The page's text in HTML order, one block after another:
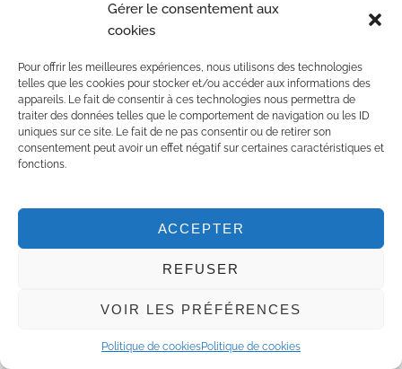
Gérer le consentement aux
cookies
Pour offrir les meilleures expériences, nous utilisons des technologies
telles que les cookies pour stocker et/ou accéder aux informations des
appareils. Le fait de consentir à ces technologies nous permettra de
traiter des données telles que le comportement de navigation ou les ID
uniques sur ce site. Le fait de ne pas consentir ou de retirer son
consentement peut avoir un effet négatif sur certaines caractéristiques et
fonctions.
ACCEPTER
REFUSER
VOIR LES PRÉFÉRENCES
Politique de cookiesPolitique de cookies
LePeak Walk by Tissot, est l’attraction numéro 1 du
Glacier 3000. Ce pont suspendu entre deux sommets
se visite aussi bien été comme hiver. Il permet d’avoir
une vue à 360° sur les montagnes environnantes.
Essayez de reconnaître les différents sommets, vous